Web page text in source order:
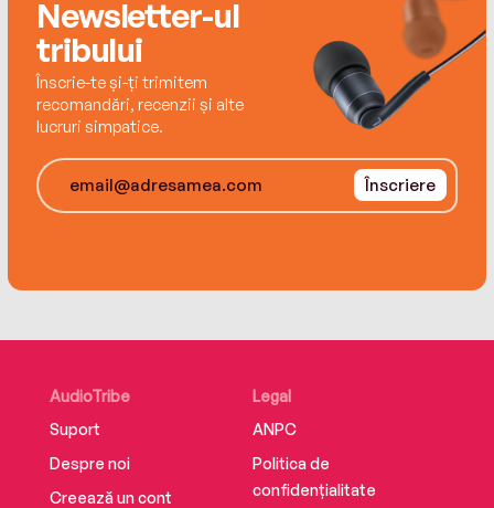
Newsletter-ul
tribului
Înscrie-te și-ți trimitem
recomandări, recenzii și alte
lucruri simpatice.
Înscriere
AudioTribe
Suport
Despre noi
Creează un cont
Legal
ANPC
Politica de
confidențialitate